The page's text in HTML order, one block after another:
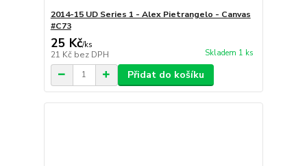
2014-15 UD Series 1 - Alex Pietrangelo - Canvas
#C73
25 Kč/ks
21 Kč bez DPH Skladem 1 ks
Přidat do košíku